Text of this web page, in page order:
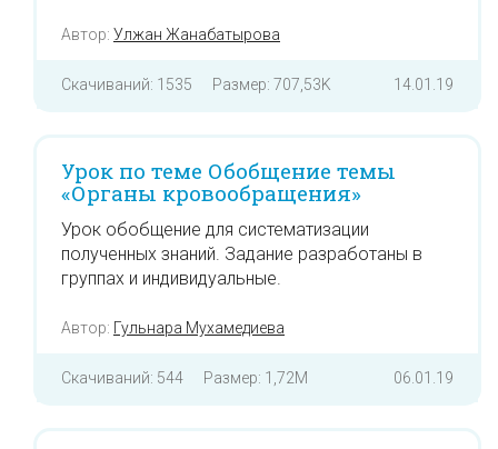
Автор: Улжан Жанабатырова
Скачиваний: 1535 Размер: 707,53K 14.01.19
Урок по теме Обобщение темы
«Органы кровообращения»
Урок обобщение для систематизации
полученных знаний. Задание разработаны в
группах и индивидуальные.
Автор: Гульнара Мухамедиева
Скачиваний: 544 Размер: 1,72M 06.01.19